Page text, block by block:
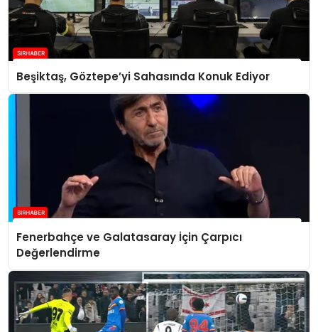
Beşiktaş, Göztepe’yi Sahasında Konuk Ediyor
Fenerbahçe ve Galatasaray İçin Çarpıcı
Değerlendirme